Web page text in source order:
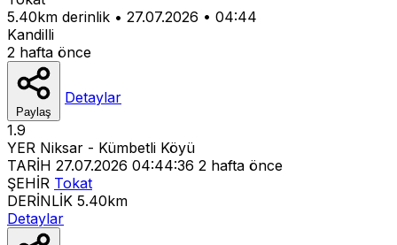
5.40km derinlik • 27.07.2026 • 04:44
Kandilli
2 hafta önce
Paylaş
Detaylar
1.9
YER Niksar - Kümbetli Köyü
TARİH 27.07.2026 04:44:36 2 hafta önce
ŞEHİR Tokat
DERİNLİK 5.40km
Detaylar